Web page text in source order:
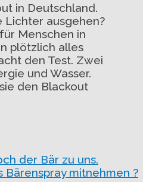
in Deutschland.
Lichter ausgehen?
Menschen in
plötzlich alles
den Test. Zwei
und Wasser.
den Blackout